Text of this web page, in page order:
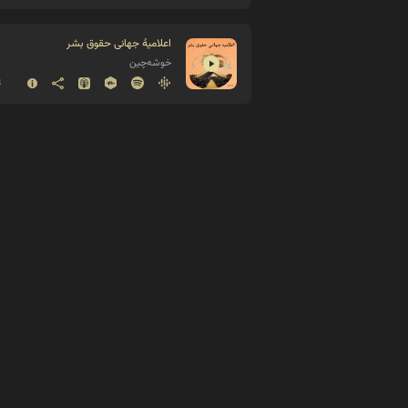
اعلامیهٔ جهانی حقوق بشر
خوشه‌چین